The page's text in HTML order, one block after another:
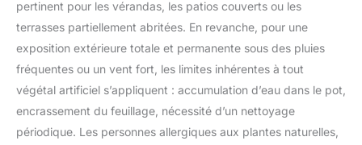
pertinent pour les vérandas, les patios couverts ou les
terrasses partiellement abritées. En revanche, pour une
exposition extérieure totale et permanente sous des pluies
fréquentes ou un vent fort, les limites inhérentes à tout
végétal artificiel s’appliquent : accumulation d’eau dans le pot,
encrassement du feuillage, nécessité d’un nettoyage
périodique. Les personnes allergiques aux plantes naturelles,